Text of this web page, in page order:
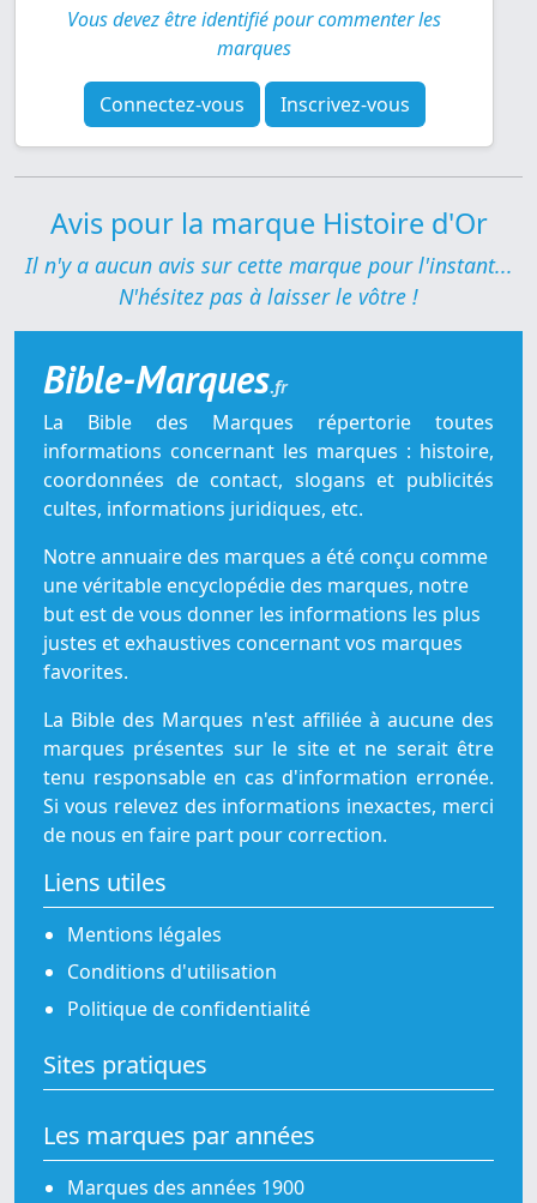
Vous devez être identifié pour commenter les
marques
Connectez-vous Inscrivez-vous
Avis pour la marque Histoire d'Or
Il n'y a aucun avis sur cette marque pour l'instant...
N'hésitez pas à laisser le vôtre !
Bible-Marques.fr
La Bible des Marques répertorie toutes
informations concernant les marques : histoire,
coordonnées de contact, slogans et publicités
cultes, informations juridiques, etc.
Notre annuaire des marques a été conçu comme
une véritable encyclopédie des marques, notre
but est de vous donner les informations les plus
justes et exhaustives concernant vos marques
favorites.
La Bible des Marques n'est affiliée à aucune des
marques présentes sur le site et ne serait être
tenu responsable en cas d'information erronée.
Si vous relevez des informations inexactes, merci
de nous en faire part pour correction.
Liens utiles
Mentions légales
Conditions d'utilisation
Politique de confidentialité
Sites pratiques
Les marques par années
Marques des années 1900